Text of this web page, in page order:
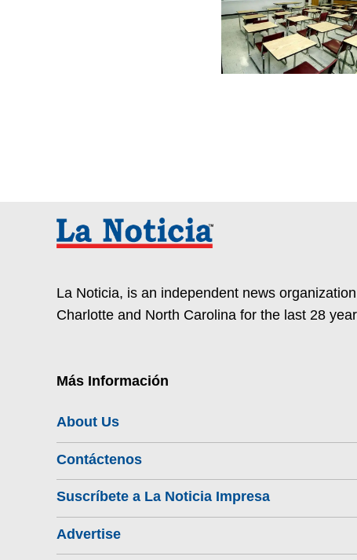
La Noticia, is an independent news
Charlotte and North Carolina for the last 28
Más Información
About Us
Contáctenos
Suscríbete a La Noticia Impresa
Advertise